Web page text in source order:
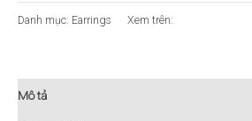
Danh mục: Earrings Xem trên:
Mô tả